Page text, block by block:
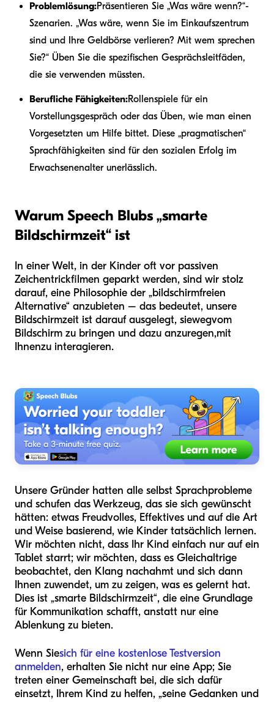
Problemlösung:Präsentieren Sie „Was wäre wenn?“-
Szenarien. „Was wäre, wenn Sie im Einkaufszentrum
sind und Ihre Geldbörse verlieren? Mit wem sprechen
Sie?“ Üben Sie die spezifischen Gesprächsleitfäden,
die sie verwenden müssten.
Berufliche Fähigkeiten:Rollenspiele für ein
Vorstellungsgespräch oder das Üben, wie man einen
Vorgesetzten um Hilfe bittet. Diese „pragmatischen“
Sprachfähigkeiten sind für den sozialen Erfolg im
Erwachsenenalter unerlässlich.
Warum Speech Blubs „smarte
Bildschirmzeit“ ist
In einer Welt, in der Kinder oft vor passiven
Zeichentrickfilmen geparkt werden, sind wir stolz
darauf, eine Philosophie der „bildschirmfreien
Alternative“ anzubieten – das bedeutet, unsere
Bildschirmzeit ist darauf ausgelegt, siewegvom
Bildschirm zu bringen und dazu anzuregen,mit
Ihnenzu interagieren.
Unsere Gründer hatten alle selbst Sprachprobleme
und schufen das Werkzeug, das sie sich gewünscht
hätten: etwas Freudvolles, Effektives und auf die Art
und Weise basierend, wie Kinder tatsächlich lernen.
Wir möchten nicht, dass Ihr Kind einfach nur auf ein
Tablet starrt; wir möchten, dass es Gleichaltrige
beobachtet, den Klang nachahmt und sich dann
Ihnen zuwendet, um zu zeigen, was es gelernt hat.
Dies ist „smarte Bildschirmzeit“, die eine Grundlage
für Kommunikation schafft, anstatt nur eine
Ablenkung zu bieten.
Wenn Siesich für eine kostenlose Testversion
anmelden, erhalten Sie nicht nur eine App; Sie
treten einer Gemeinschaft bei, die sich dafür
einsetzt, Ihrem Kind zu helfen, „seine Gedanken und